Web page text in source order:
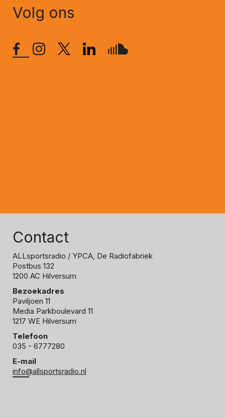
Volg ons
Contact
ALLsportsradio / YPCA, De Radiofabriek
Postbus 132
1200 AC Hilversum
Bezoekadres
Paviljoen 11
Media Parkboulevard 11
1217 WE Hilversum
Telefoon
035 - 6777280
E-mail
info@allsportsradio.nl